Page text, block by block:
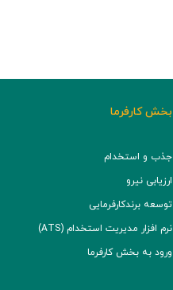
بخش کارفرما
جذب و استخدام
ارزیابی نیرو
توسعه برند‌کارفرمایی
نرم افزار مدیریت استخدام (ATS)
ورود به بخش کارفرما